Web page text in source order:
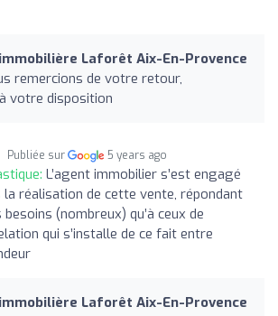
Laforêt Aix-En-Provence
remercions de votre retour,
votre disposition
Publiée sur 5 years ago
L’agent immobilier s’est engagé
la réalisation de cette vente, répondant
(nombreux) qu’à ceux de
qui s’installe de ce fait entre
Laforêt Aix-En-Provence